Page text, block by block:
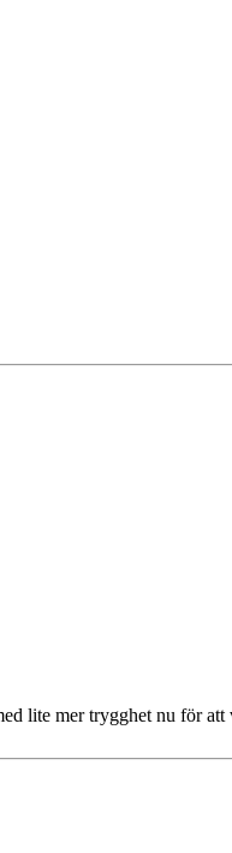
lite mer trygghet nu för